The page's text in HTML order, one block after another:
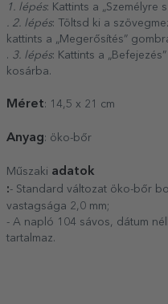
1. lépés: Kattints a „Személyre
. 2. lépés: Töltsd ki a
kattints a „Megerősítés”
. 3. lépés: Kattints a
kosárba.
Méret: 14,5 x 21 cm
Anyag: öko-bőr
Műszaki adatok
:- Standard változat öko-bőr
vastagsága 2,0 mm;
- A napló 104 sávos, dátum
tartalmaz.